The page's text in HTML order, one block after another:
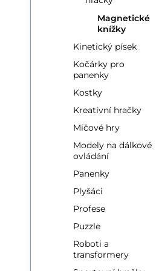
Magnetické
knížky
Kinetický písek
Kočárky pro
panenky
Kostky
Kreativní hračky
Míčové hry
Modely na dálkové
ovládání
Panenky
Plyšáci
Profese
Puzzle
Roboti a
transformery